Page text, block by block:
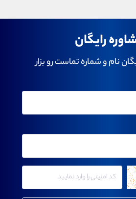
رایگان
نام و شماره تماست رو بزار